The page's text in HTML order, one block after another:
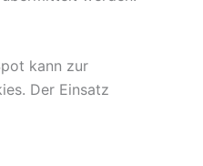
kann zur
Der Einsatz